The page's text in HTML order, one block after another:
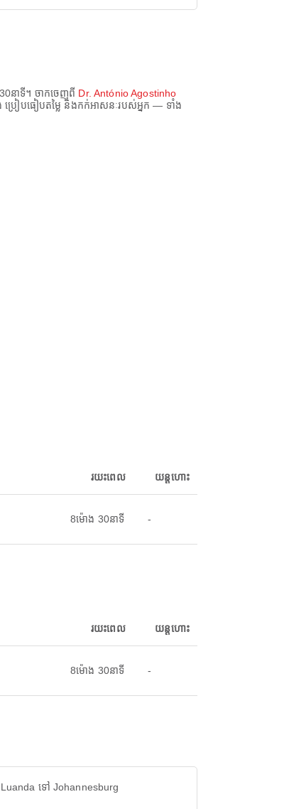
នាទី។ ចាកចេញពី Dr. António Agostinho
ប្រៀបធៀបតម្លៃ និងកក់អាសនៈរបស់អ្នក — ទាំង
រយះពេល យន្តហោះ
8ម៉ោង 30នាទី -
រយះពេល យន្តហោះ
8ម៉ោង 30នាទី -
ទៅ Johannesburg